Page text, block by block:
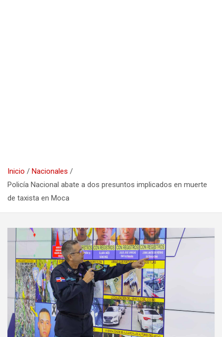
Inicio
Nacionales
Policía Nacional abate a dos presuntos implicados en muerte
de taxista en Moca